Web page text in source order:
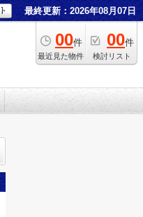
最終更新：2026年08月07日
00件
最近見た物件
00件
検討リスト